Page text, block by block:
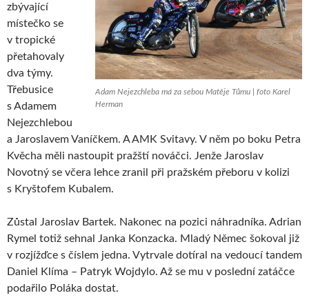
Adam Nejezchleba má za sebou Matěje Tůmu | foto Karel
Herman
zbývající
místečko se
v tropické
přetahovaly
dva týmy.
Třebusice
s Adamem
Nejezchlebou
a Jaroslavem Vaníčkem. A AMK Svitavy. V něm po boku Petra
Kvěcha měli nastoupit pražští nováčci. Jenže Jaroslav
Novotný se včera lehce zranil při pražském přeboru v kolizi
s Kryštofem Kubalem.
Zůstal Jaroslav Bartek. Nakonec na pozici náhradníka. Adrian
Rymel totiž sehnal Janka Konzacka. Mladý Němec šokoval již
v rozjížďce s číslem jedna. Vytrvale dotíral na vedoucí tandem
Daniel Klíma – Patryk Wojdylo. Až se mu v poslední zatáčce
podařilo Poláka dostat.